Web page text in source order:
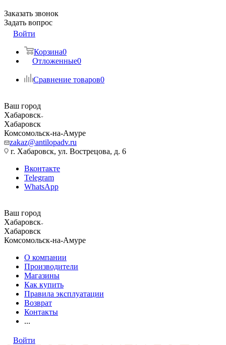
Заказать звонок
Задать вопрос
Войти
Корзина0
Отложенные0
Сравнение товаров0
Ваш город
Хабаровск
Хабаровск
Комсомольск-на-Амуре
zakaz@antilopadv.ru
г. Хабаровск, ул. Вострецова, д. 6
Вконтакте
Telegram
WhatsApp
Ваш город
Хабаровск
Хабаровск
Комсомольск-на-Амуре
О компании
Производители
Магазины
Как купить
Правила эксплуатации
Возврат
Контакты
...
Войти